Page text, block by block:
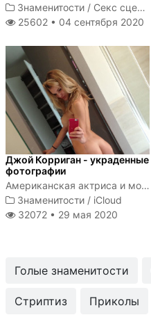
Знаменитости / Секс сцены
25602 • 04 сентября 2020
Джой Корриган - украденные
фотографии
Американская актриса и модель
Знаменитости / iCloud
32072 • 29 мая 2020
Голые знаменитости
Стриптиз Приколы